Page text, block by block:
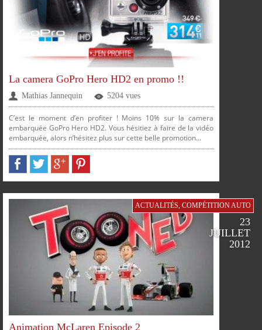
PLUS
FACEBOOKTWITTERGOOGLEPINTEREST
La camera GoPro Hero HD2 en promo !!
Mathias Jannequin 5204 vues
C’est le moment d’en profiter ! Moins 10% sur la camera
embarquée GoPro Hero HD2. Vous hésitiez à faire de la vidéo
embarquée, alors n’hésitez plus sur cette belle promotion...
ACTUALITÉS, COMPÉTITION AUTO
23
JUILLET
2012
Animation McLaren Episode 2